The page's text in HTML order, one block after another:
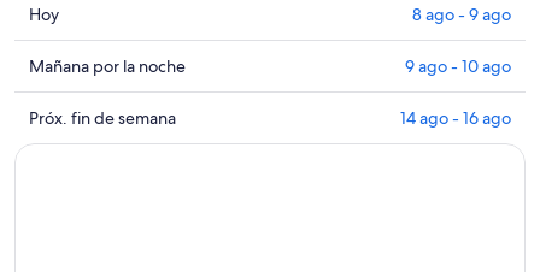
Consultar
los
precios
cerca
de
Centro
Hoy 8 ago - 9 ago
Consultar
precios
cerca
de
Mañana por la noche 9 ago - 10 ago
Consultar
precios
Próx. fin de semana 14 ago - 16 ago